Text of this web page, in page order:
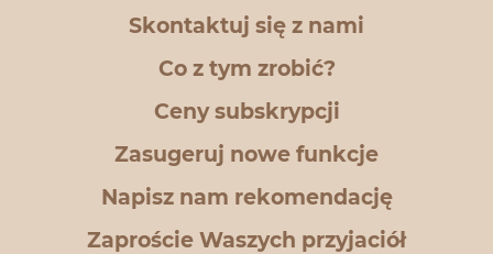
Skontaktuj się z nami
Co z tym zrobić?
Ceny subskrypcji
Zasugeruj nowe funkcje
Napisz nam rekomendację
Zaproście Waszych przyjaciół